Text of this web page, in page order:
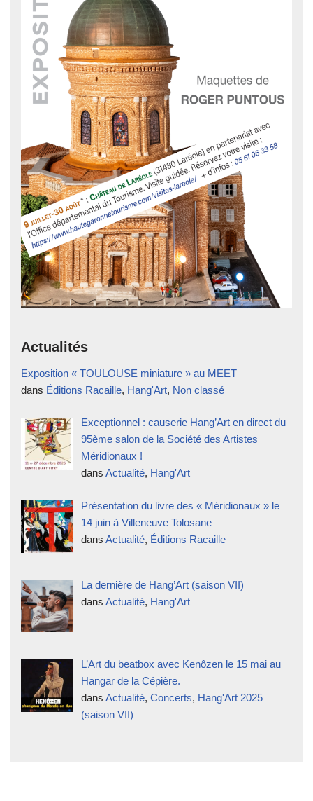
Actualités
Exposition « TOULOUSE miniature » au MEET
dans Éditions Racaille, Hang'Art, Non classé
Exceptionnel : causerie Hang’Art en direct du
95ème salon de la Société des Artistes
Méridionaux !
dansActualité, Hang'Art
Présentation du livre des « Méridionaux » le
14 juin à Villeneuve Tolosane
dansActualité, Éditions Racaille
La dernière de Hang’Art (saison VII)
dansActualité, Hang'Art
L’Art du beatbox avec Kenôzen le 15 mai au
Hangar de la Cépière.
dansActualité,Concerts, Hang'Art 2025
(saison VII)